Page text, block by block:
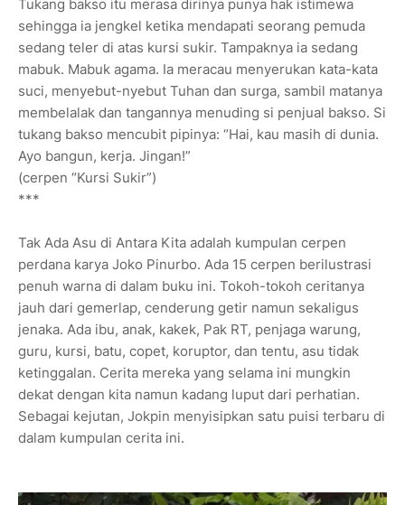
Tukang bakso itu merasa dirinya punya hak istimewa
sehingga ia jengkel ketika mendapati seorang pemuda
sedang teler di atas kursi sukir. Tampaknya ia sedang
mabuk. Mabuk agama. Ia meracau menyerukan kata-kata
suci, menyebut-nyebut Tuhan dan surga, sambil matanya
membelalak dan tangannya menuding si penjual bakso. Si
tukang bakso mencubit pipinya: “Hai, kau masih di dunia.
Ayo bangun, kerja. Jingan!”
(cerpen “Kursi Sukir”)
***
Tak Ada Asu di Antara Kita adalah kumpulan cerpen
perdana karya Joko Pinurbo. Ada 15 cerpen berilustrasi
penuh warna di dalam buku ini. Tokoh-tokoh ceritanya
jauh dari gemerlap, cenderung getir namun sekaligus
jenaka. Ada ibu, anak, kakek, Pak RT, penjaga warung,
guru, kursi, batu, copet, koruptor, dan tentu, asu tidak
ketinggalan. Cerita mereka yang selama ini mungkin
dekat dengan kita namun kadang luput dari perhatian.
Sebagai kejutan, Jokpin menyisipkan satu puisi terbaru di
dalam kumpulan cerita ini.